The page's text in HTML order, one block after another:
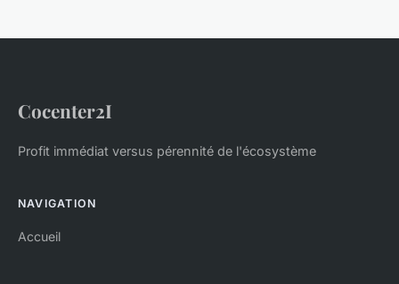
Cocenter2I
Profit immédiat versus pérennité de l'écosystème
NAVIGATION
Accueil